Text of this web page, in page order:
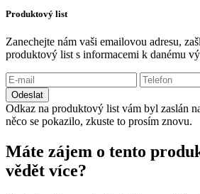
Produktový list
Zanechejte nám vaši emailovou adresu,
produktový list s informacemi k danému
Odeslat
Odkaz na produktový list vám byl zaslán
něco se pokazilo, zkuste to prosím znovu.
Máte zájem o tento
vědět více?